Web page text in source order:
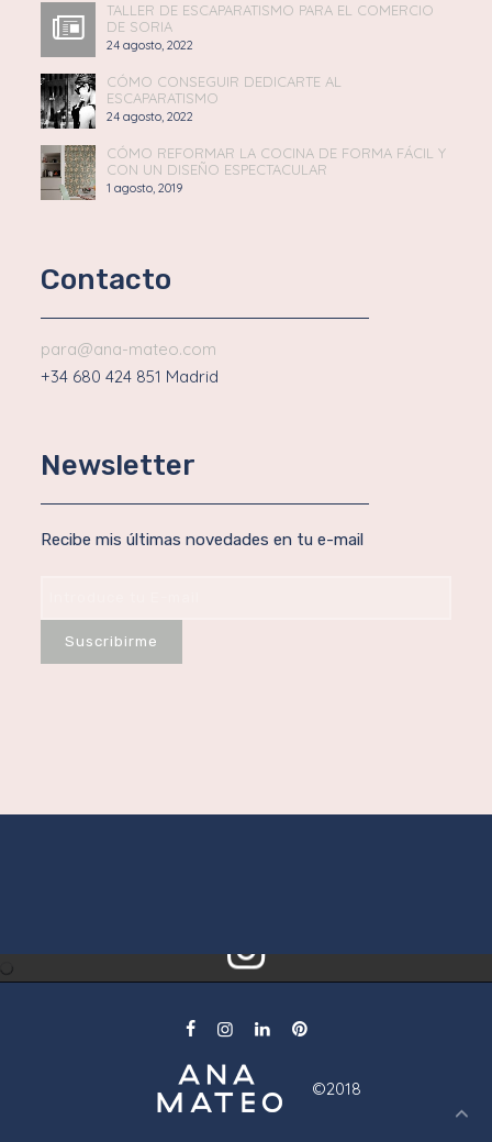
TALLER DE ESCAPARATISMO PARA EL COMERCIO
DE SORIA
24 agosto, 2022
CÓMO CONSEGUIR DEDICARTE AL
ESCAPARATISMO
24 agosto, 2022
CÓMO REFORMAR LA COCINA DE FORMA FÁCIL Y
CON UN DISEÑO ESPECTACULAR
1 agosto, 2019
Contacto
para@ana-mateo.com
+34 680 424 851 Madrid
Newsletter
Recibe mis últimas novedades en tu e-mail
©2018